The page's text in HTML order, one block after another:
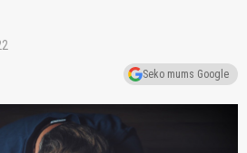
Seko mums Google